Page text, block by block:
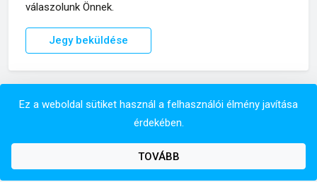
válaszolunk Önnek.
Jegy beküldése
Copyright © 2026 Minden jog fenntartva.
Adatvédelmi irányelvek
Ez a weboldal sütiket használ a felhasználói élmény javítása
érdekében.
TOVÁBB